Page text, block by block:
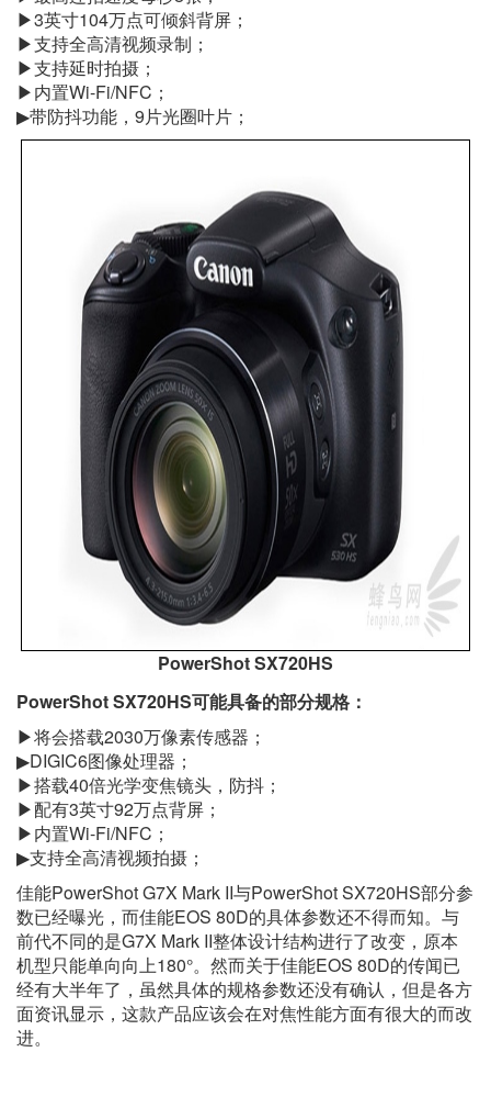
▶3英寸104万点可倾斜背屏；
▶支持全高清视频录制；
▶支持延时拍摄；
▶内置Wi-Fi/NFC；
▶带防抖功能，9片光圈叶片；
PowerShot SX720HS
PowerShot SX720HS可能具备的部分规格：
▶将会搭载2030万像素传感器；
▶DIGIC6图像处理器；
▶搭载40倍光学变焦镜头，防抖；
▶配有3英寸92万点背屏；
▶内置Wi-Fi/NFC；
▶支持全高清视频拍摄；
佳能PowerShot G7X Mark II与PowerShot SX720HS部分参
数已经曝光，而佳能EOS 80D的具体参数还不得而知。与
前代不同的是G7X Mark II整体设计结构进行了改变，原本
机型只能单向向上180°。然而关于佳能EOS 80D的传闻已
经有大半年了，虽然具体的规格参数还没有确认，但是各方
面资讯显示，这款产品应该会在对焦性能方面有很大的而改
进。